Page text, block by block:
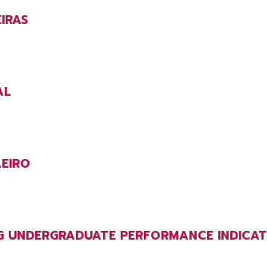
PERFORMANCE